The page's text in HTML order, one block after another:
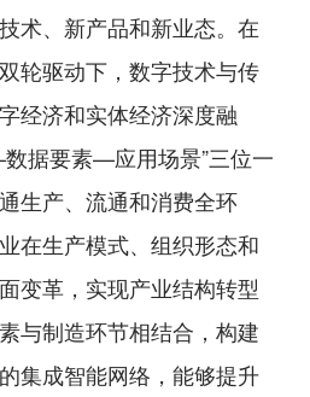
术、新产品和新业态。在
轮驱动下，数字技术与传
经济和实体经济深度融
据要素—应用场景”三位一
生产、流通和消费全环
在生产模式、组织形态和
变革，实现产业结构转型
与制造环节相结合，构建
集成智能网络，能够提升